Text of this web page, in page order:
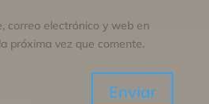
correo electrónico y web en
próxima vez que comente.
Enviar